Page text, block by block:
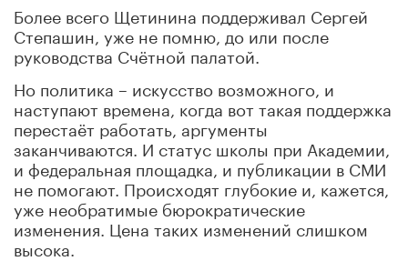
Более всего Щетинина поддерживал Сергей
Степашин, уже не помню, до или после
руководства Счётной палатой.
Но политика – искусство возможного, и
наступают времена, когда вот такая поддержка
перестаёт работать, аргументы
заканчиваются. И статус школы при Академии,
и федеральная площадка, и публикации в СМИ
не помогают. Происходят глубокие и, кажется,
уже необратимые бюрократические
изменения. Цена таких изменений слишком
высока.